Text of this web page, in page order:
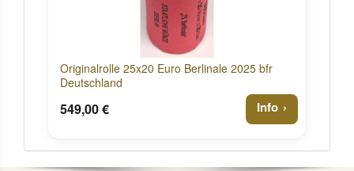
Originalrolle 25x20 Euro Berlinale 2025 bfr
Deutschland
549,00 € Info